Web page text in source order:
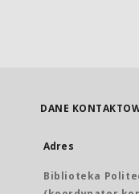
DANE
Adres
Biblioteka